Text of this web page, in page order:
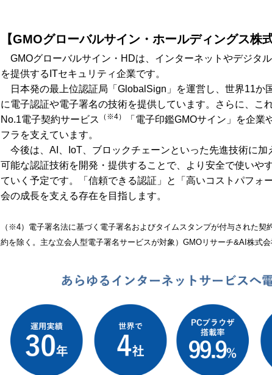
【GMOグローバルサイン・ホールディングス株
GMOグローバルサイン・HDは、インターネットやデジタ
を提供するITセキュリティ企業です。
日本発の最上位認証局「GlobalSign」を運営し、世界11か
に電子認証や電子署名の技術を提供しています。さらに、こ
No.1電子契約サービス
（※4）
「電子印鑑GMOサイン」を企
フラを支えています。
今後は、AI、IoT、ブロックチェーンといった先進技術に加
可能な認証技術を開発・提供することで、より安全で使いや
ていく予定です。「信頼できる認証」と「高いコストパフォ
会の成長を支える存在を目指します。
（※4）電子署名法に基づく電子署名およびタイムスタンプが付与された
約を除く。主な立会人型電子署名サービスが対象）GMOリサーチ&AI株式会